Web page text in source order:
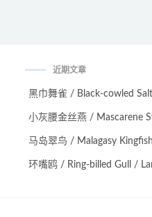
近期文章
黑巾舞雀 / Black-cowled
小灰腰金丝燕 / Mascarene
马岛翠鸟 / Malagasy
环嘴鸥 / Ring-billed Gull /